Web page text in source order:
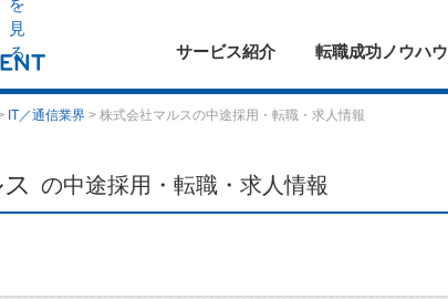
サービス紹介 転職成功ノウハウ
IT／通信業界 > 株式会社マルスの中途採用・転職・求人情報
の中途採用・転職・求人情報
を
見
る